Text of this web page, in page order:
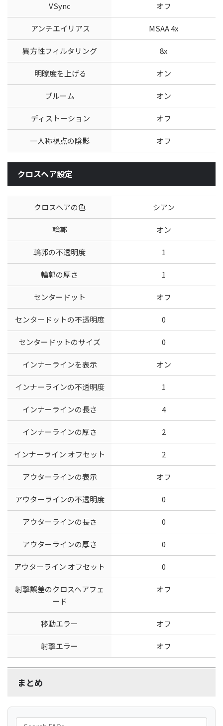
VSync オフ
アンチエイリアス MSAA 4x
異方性フィルタリング 8x
明瞭度を上げる オン
ブルーム オン
ディストーション オフ
一人称視点の陰影 オフ
クロスヘア設定
クロスヘアの色 シアン
輪郭 オン
輪郭の不透明度 1
輪郭の厚さ 1
センタードット オフ
センタードットの不透明度 0
センタードットのサイズ 0
インナーラインを表示 オン
インナーラインの不透明度 1
インナーラインの長さ 4
インナーラインの厚さ 2
インナーライン オフセット 2
アウターラインの表示 オフ
アウターラインの不透明度 0
アウターラインの長さ 0
アウターラインの厚さ 0
アウターライン オフセット 0
射撃誤差のクロスヘアフェ
ード
オフ
移動エラー オフ
射撃エラー オフ
まとめ